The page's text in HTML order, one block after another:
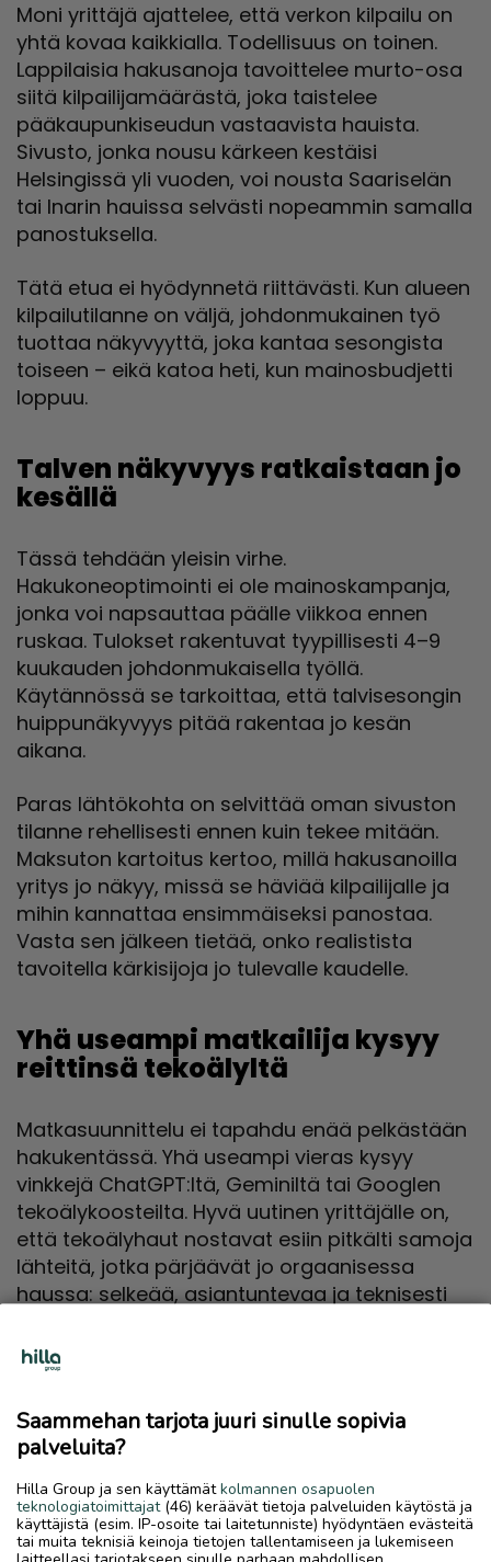
Moni yrittäjä ajattelee, että verkon kilpailu on
yhtä kovaa kaikkialla. Todellisuus on toinen.
Lappilaisia hakusanoja tavoittelee murto-osa
siitä kilpailijamäärästä, joka taistelee
pääkaupunkiseudun vastaavista hauista.
Sivusto, jonka nousu kärkeen kestäisi
Helsingissä yli vuoden, voi nousta Saariselän
tai Inarin hauissa selvästi nopeammin samalla
panostuksella.
Tätä etua ei hyödynnetä riittävästi. Kun alueen
kilpailutilanne on väljä, johdonmukainen työ
tuottaa näkyvyyttä, joka kantaa sesongista
toiseen – eikä katoa heti, kun mainosbudjetti
loppuu.
Talven näkyvyys ratkaistaan jo
kesällä
Tässä tehdään yleisin virhe.
Hakukoneoptimointi ei ole mainoskampanja,
jonka voi napsauttaa päälle viikkoa ennen
ruskaa. Tulokset rakentuvat tyypillisesti 4–9
kuukauden johdonmukaisella työllä.
Käytännössä se tarkoittaa, että talvisesongin
huippunäkyvyys pitää rakentaa jo kesän
aikana.
Paras lähtökohta on selvittää oman sivuston
tilanne rehellisesti ennen kuin tekee mitään.
Maksuton kartoitus kertoo, millä hakusanoilla
yritys jo näkyy, missä se häviää kilpailijalle ja
mihin kannattaa ensimmäiseksi panostaa.
Vasta sen jälkeen tietää, onko realistista
tavoitella kärkisijoja jo tulevalle kaudelle.
Yhä useampi matkailija kysyy
reittinsä tekoälyltä
Matkasuunnittelu ei tapahdu enää pelkästään
hakukentässä. Yhä useampi vieras kysyy
vinkkejä ChatGPT:ltä, Geminiltä tai Googlen
tekoälykoosteilta. Hyvä uutinen yrittäjälle on,
että tekoälyhaut nostavat esiin pitkälti samoja
lähteitä, jotka pärjäävät jo orgaanisessa
haussa: selkeää, asiantuntevaa ja teknisesti
Sama työ, joka parantaa Google-näkyvyyttä,
suositelluksi tekoälyn vastauksissa.
Kansainvälisten kävijöiden kannalta tämä
korostuu entisestään: englanninkielinen, hyvin
jäsennelty sisältö tavoittaa matkailijan, joka ei
osaa hakea suomeksi.
Saammehan tarjota juuri sinulle sopivia
palveluita?
Hilla Group ja sen käyttämätkolmannen osapuolen
teknologiatoimittajat(46) keräävät tietoja palveluiden käytöstä ja
käyttäjistä (esim. IP-osoite tai laitetunniste) hyödyntäen evästeitä
tai muita teknisiä keinoja tietojen tallentamiseen ja lukemiseen